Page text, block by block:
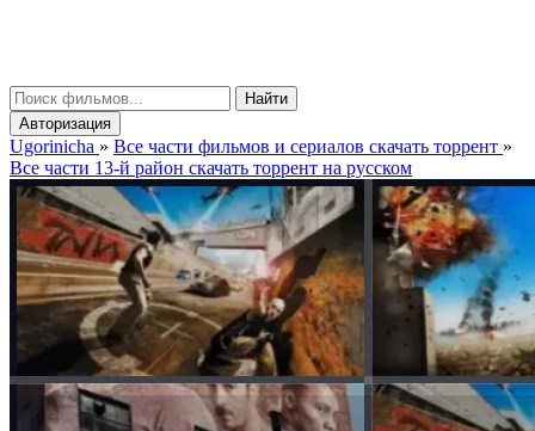
Найти
Авторизация
Ugorinicha » Все части фильмов и сериалов скачать торрент »
Все части 13-й район скачать торрент на русском